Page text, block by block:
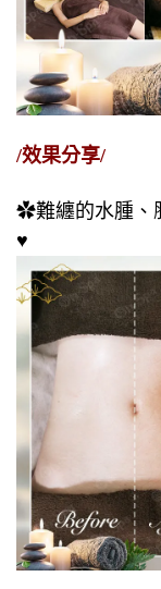
/效果分享/
✿難纏的水腫、
♥